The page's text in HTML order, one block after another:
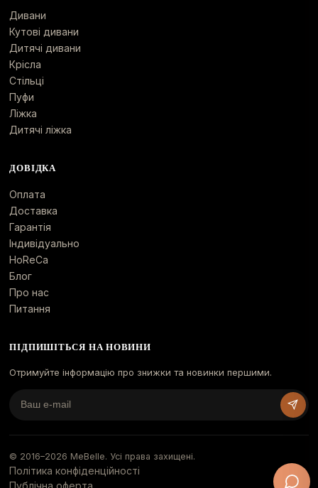
Дивани
Кутові дивани
Дитячі дивани
Крісла
Стільці
Пуфи
Ліжка
Дитячі ліжка
ДОВІДКА
Оплата
Доставка
Гарантія
Індивідуально
HoReCa
Блог
Про нас
Питання
ПІДПИШІТЬСЯ НА НОВИНИ
Отримуйте інформацію про знижки та новинки першими.
© 2016–2026 MeBelle. Усі права захищені.
Політика конфіденційності
Публічна оферта